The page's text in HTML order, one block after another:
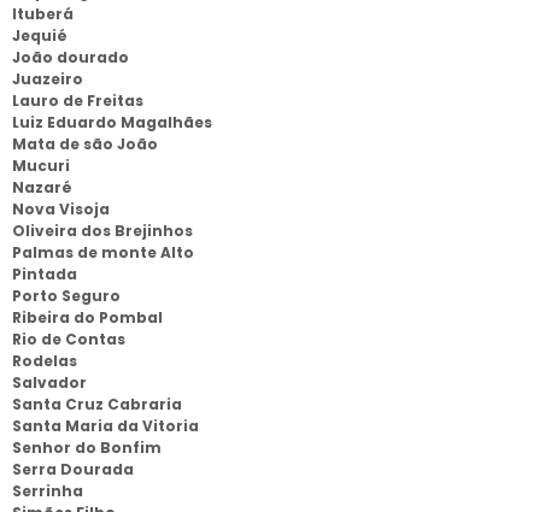
Ituberá
Jequié
João dourado
Juazeiro
Lauro de Freitas
Luiz Eduardo Magalhães
Mata de são João
Mucuri
Nazaré
Nova Visoja
Oliveira dos Brejinhos
Palmas de monte Alto
Pintada
Porto Seguro
Ribeira do Pombal
Rio de Contas
Rodelas
Salvador
Santa Cruz Cabraria
Santa Maria da Vitoria
Senhor do Bonfim
Serra Dourada
Serrinha